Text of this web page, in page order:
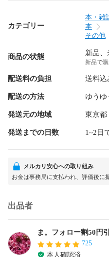
カテゴリー
本・雑
本
その他
商品の状態 新品、
新品で
配送料の負担 送料込
配送の方法 ゆうゆ
発送元の地域 東京都
発送までの日数 1~2日
メルカリ安心への取り組み
お金は事務局に支払われ、評価後に
出品者
ま。フォロー割50円
725
本人確認済